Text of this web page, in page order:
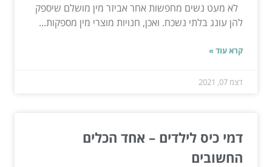
לא מעט נשים מחפשות אחר אביזר מין מושלם שיספק
להן עונג בלתי נשכח. ואכן, חנויות מוצרי מין מספקות...
קרא עוד »
דצמ 07, 2021
דמי כיס לילדים – אחד הכלים
החשובים